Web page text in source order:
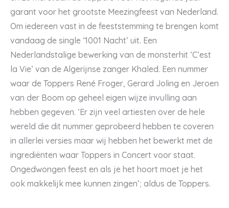
garant voor het grootste Meezingfeest van Nederland.
Om iedereen vast in de feeststemming te brengen komt
vandaag de single ‘1001 Nacht’ uit. Een
Nederlandstalige bewerking van de monsterhit ‘C’est
la Vie’ van de Algerijnse zanger Khaled. Een nummer
waar de Toppers René Froger, Gerard Joling en Jeroen
van der Boom op geheel eigen wijze invulling aan
hebben gegeven. ‘Er zijn veel artiesten over de hele
wereld die dit nummer geprobeerd hebben te coveren
in allerlei versies maar wij hebben het bewerkt met de
ingrediënten waar Toppers in Concert voor staat.
Ongedwongen feest en als je het hoort moet je het
ook makkelijk mee kunnen zingen’; aldus de Toppers.